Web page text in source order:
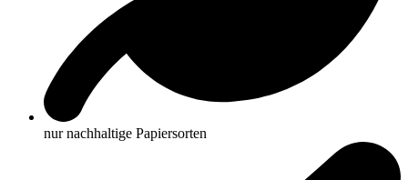
nur nachhaltige Papiersorten